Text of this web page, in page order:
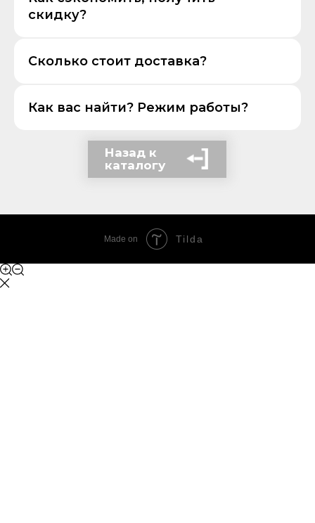
скидку?
Сколько стоит доставка?
Как вас найти? Режим работы?
Назад к
каталогу
Made on Tilda